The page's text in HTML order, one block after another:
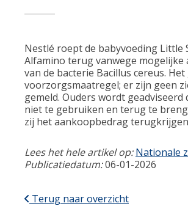
Nestlé roept de babyvoeding Little
Alfamino terug vanwege mogelijke
van de bacterie Bacillus cereus.
voorzorgsmaatregel; er zijn geen
gemeld. Ouders wordt geadviseerd
niet te gebruiken en terug te
zij het aankoopbedrag
Lees het hele artikel op: Nationale
Publicatiedatum:06-01-2026
Terug naar overzicht